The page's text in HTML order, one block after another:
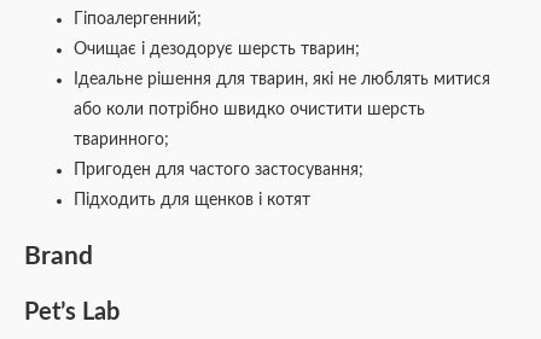
Гіпоалергенний;
Очищає і дезодорує шерсть тварин;
Ідеальне рішення для тварин, які не люблять митися
або коли потрібно швидко очистити шерсть
тваринного;
Пригоден для частого застосування;
Підходить для щенков і котят
Brand
Pet’s Lab